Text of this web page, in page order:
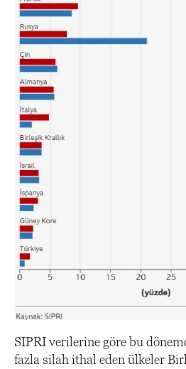
SIPRI verilerine göre bu
fazla silah ithal eden ülkeler